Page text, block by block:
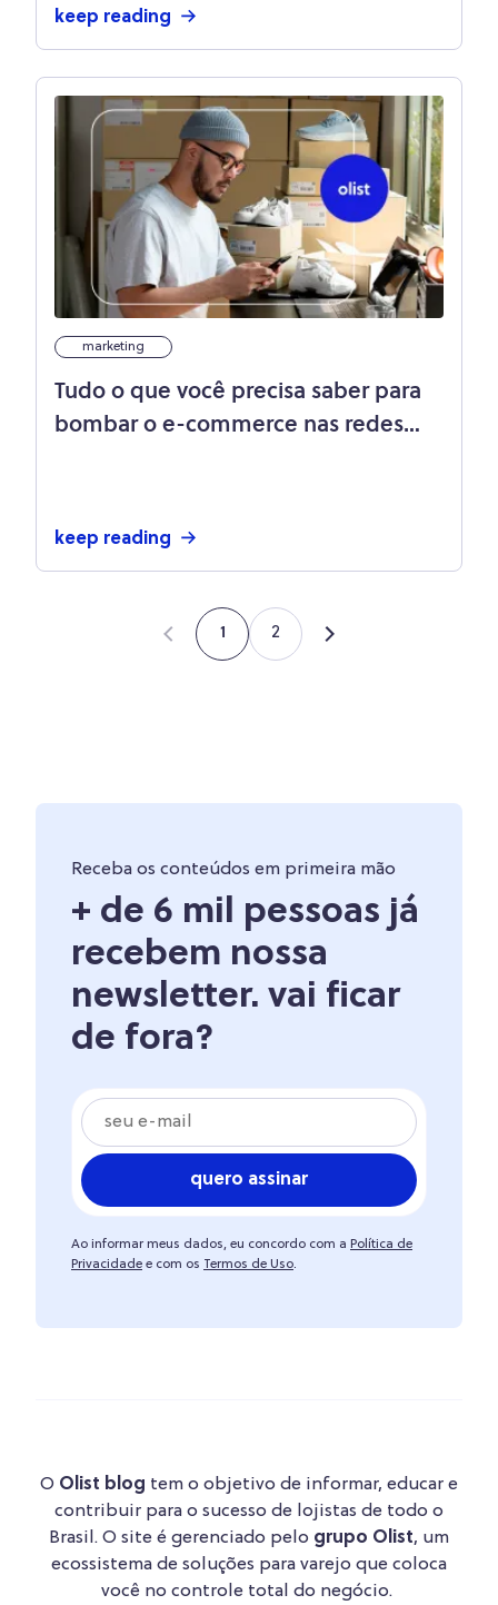
keep reading
marketing
Tudo o que você precisa saber para
bombar o e-commerce nas redes
keep reading
1 2
Receba os conteúdos em primeira mão
+ de 6 mil pessoas já
recebem nossa
newsletter. vai ficar
de fora?
quero assinar
Ao informar meus dados, eu concordo com a Política de
Privacidade e com os Termos de Uso.
O Olist blog tem o objetivo de informar, educar e
contribuir para o sucesso de lojistas de todo o
Brasil. O site é gerenciado pelo grupo Olist, um
ecossistema de soluções para varejo que coloca
você no controle total do negócio.